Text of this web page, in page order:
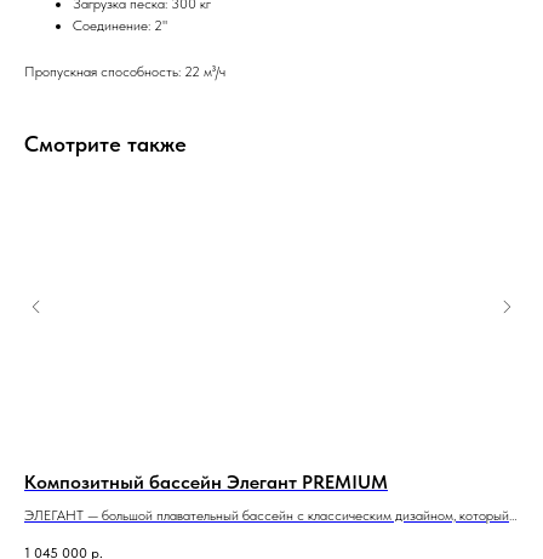
Загрузка песка: 300 кг
Соединение: 2"
Пропускная способность: 22 м³/ч
Смотрите также
Композитный бассейн Элегант PREMIUM
ЭЛЕГАНТ — большой плавательный бассейн с классическим дизайном, который
1 045 000 р.